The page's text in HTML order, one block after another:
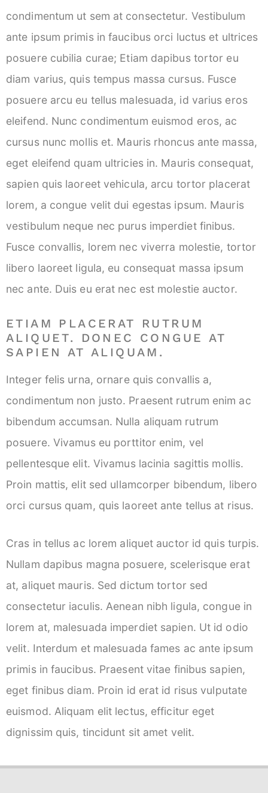
condimentum ut sem at consectetur. Vestibulum
ante ipsum primis in faucibus orci luctus et ultrices
posuere cubilia curae; Etiam dapibus tortor eu
diam varius, quis tempus massa cursus. Fusce
posuere arcu eu tellus malesuada, id varius eros
eleifend. Nunc condimentum euismod eros, ac
cursus nunc mollis et. Mauris rhoncus ante massa,
eget eleifend quam ultricies in. Mauris consequat,
sapien quis laoreet vehicula, arcu tortor placerat
lorem, a congue velit dui egestas ipsum. Mauris
vestibulum neque nec purus imperdiet finibus.
Fusce convallis, lorem nec viverra molestie, tortor
libero laoreet ligula, eu consequat massa ipsum
nec ante. Duis eu erat nec est molestie auctor.
ETIAM PLACERAT RUTRUM
ALIQUET. DONEC CONGUE AT
SAPIEN AT ALIQUAM.
Integer felis urna, ornare quis convallis a,
condimentum non justo. Praesent rutrum enim ac
bibendum accumsan. Nulla aliquam rutrum
posuere. Vivamus eu porttitor enim, vel
pellentesque elit. Vivamus lacinia sagittis mollis.
Proin mattis, elit sed ullamcorper bibendum, libero
orci cursus quam, quis laoreet ante tellus at risus.
Cras in tellus ac lorem aliquet auctor id quis turpis.
Nullam dapibus magna posuere, scelerisque erat
at, aliquet mauris. Sed dictum tortor sed
consectetur iaculis. Aenean nibh ligula, congue in
lorem at, malesuada imperdiet sapien. Ut id odio
velit. Interdum et malesuada fames ac ante ipsum
primis in faucibus. Praesent vitae finibus sapien,
eget finibus diam. Proin id erat id risus vulputate
euismod. Aliquam elit lectus, efficitur eget
dignissim quis, tincidunt sit amet velit.